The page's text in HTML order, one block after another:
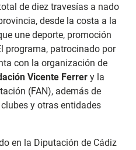
de diez travesías a nado
desde la costa a la
une deporte, promoción
programa, patrocinado por
con la organización de
Vicente Ferrery la
(FAN), además de
y otras entidades
en la Diputación de Cádiz